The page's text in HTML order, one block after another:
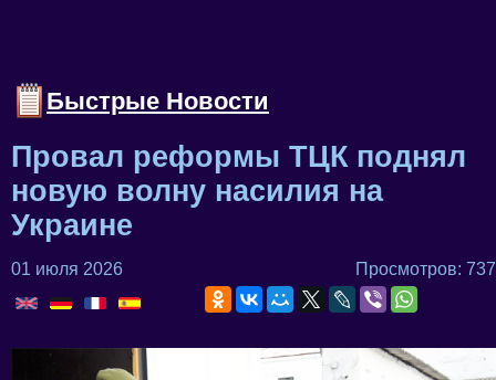
Быстрые Новости
Провал реформы ТЦК поднял
новую волну насилия на
Украине
01 июля 2026 Просмотров: 737